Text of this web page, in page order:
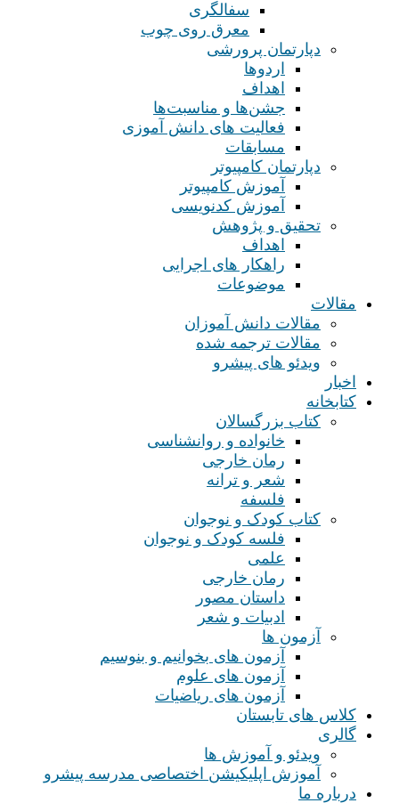
سفالگری
معرق روی چوب
دپارتمان پرورشی
اردوها
اهداف
جشن‌ها و مناسبت‌ها
فعالیت های دانش آموزی
مسابقات
دپارتمان کامپیوتر
آموزش کامپیوتر
آموزش کدنویسی
تحقیق و پژوهش
اهداف
راهکار های اجرایی
موضوعات
مقالات
مقالات دانش آموزان
مقالات ترجمه شده
ویدئو های پیشرو
اخبار
کتابخانه
کتاب بزرگسالان
خانواده و روانشناسی
رمان خارجی
شعر و ترانه
فلسفه
کتاب کودک و نوجوان
فلسه کودک و نوجوان
علمی
رمان خارجی
داستان مصور
ادبیات و شعر
آزمون ها
آزمون های بخوانیم و بنوسیم
آزمون های علوم
آزمون های ریاضیات
کلاس های تابستان
گالری
ویدئو و آموزش ها
آموزش اپلیکیشن اختصاصی مدرسه پیشرو
درباره ما